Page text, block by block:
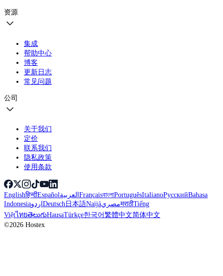
资源
集成
帮助中心
博客
更新日志
常见问题
公司
关于我们
定价
联系我们
隐私政策
使用条款
Englishहिन्दीEspañolالعربيةFrançaisবাংলাPortuguêsItalianoРусскийBahasa
IndonesiaاردوDeutsch日本語NaijáمصريमराठीTiếng
ViệtไทยతెలుగుHausaTürkçe한국어繁體中文简体中文
©2026 Hostex